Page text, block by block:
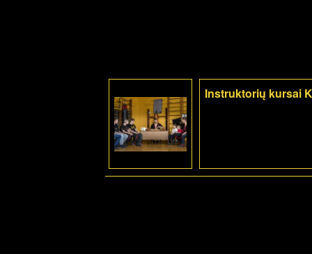
Instruktorių kursai